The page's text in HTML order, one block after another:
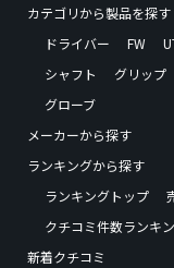
カテゴリから製品を探す
ドライバー
FW
シャフト
グリップ
グローブ
メーカーから探す
ランキングから探す
ランキングトップ
クチコミ件数ランキ
新着クチコミ